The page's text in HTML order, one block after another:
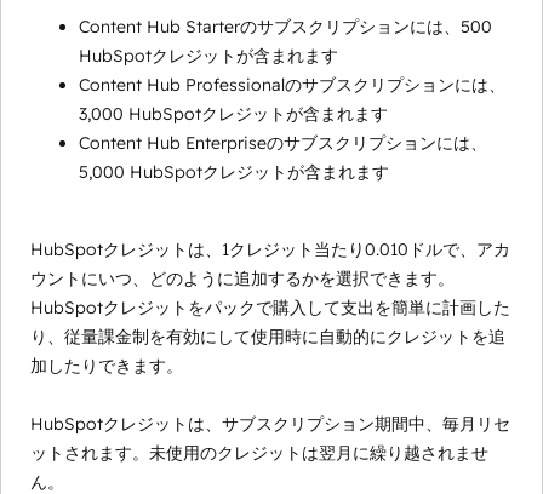
Content Hub Starterのサブスクリプションには、500
HubSpotクレジットが含まれます
Content Hub Professionalのサブスクリプションには、
3,000 HubSpotクレジットが含まれます
Content Hub Enterpriseのサブスクリプションには、
5,000 HubSpotクレジットが含まれます
HubSpotクレジットは、1クレジット当たり0.010ドルで、アカ
ウントにいつ、どのように追加するかを選択できます。
HubSpotクレジットをパックで購入して支出を簡単に計画した
り、従量課金制を有効にして使用時に自動的にクレジットを追
加したりできます。
HubSpotクレジットは、サブスクリプション期間中、毎月リセ
ットされます。未使用のクレジットは翌月に繰り越されませ
ん。